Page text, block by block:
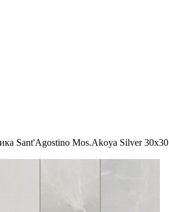
Sant'Agostino Mos.Akoya Silver 30x30